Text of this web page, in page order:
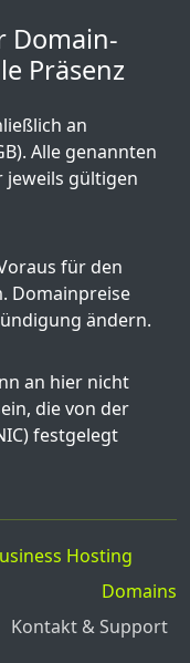
Domain-
Präsenz
an
Alle genannten
jeweils gültigen
für den
Domainpreise
ändern.
an hier nicht
die von der
festgelegt
Hosting
Domains
Kontakt & Support